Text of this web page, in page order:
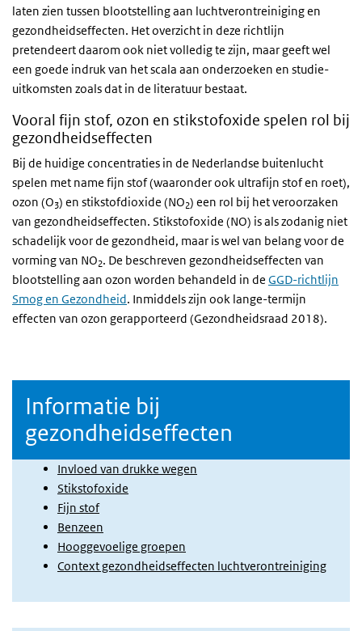
laten zien tussen blootstelling aan luchtverontreiniging en
gezondheidseffecten. Het overzicht in deze richtlijn
pretendeert daarom ook niet volledig te zijn, maar geeft wel
een goede indruk van het scala aan onderzoeken en studie-
uitkomsten zoals dat in de literatuur bestaat.
Vooral fijn stof, ozon en stikstofoxide spelen rol bij
gezondheidseffecten
Bij de huidige concentraties in de Nederlandse buitenlucht
spelen met name fijn stof (waaronder ook ultrafijn stof en roet),
ozon (O3) en stikstofdioxide (NO2) een rol bij het veroorzaken
van gezondheidseffecten. Stikstofoxide (NO) is als zodanig niet
schadelijk voor de gezondheid, maar is wel van belang voor de
vorming van NO2. De beschreven gezondheidseffecten van
blootstelling aan ozon worden behandeld in de GGD-richtlijn
Smog en Gezondheid. Inmiddels zijn ook lange-termijn
effecten van ozon gerapporteerd (Gezondheidsraad 2018).
Informatie bij
gezondheidseffecten
Invloed van drukke wegen
Stikstofoxide
Fijn stof
Benzeen
Hooggevoelige groepen
Context gezondheidseffecten luchtverontreiniging